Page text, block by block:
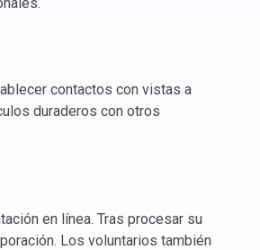
contactos con vistas a
duraderos con otros
en línea. Tras procesar su
Los voluntarios también